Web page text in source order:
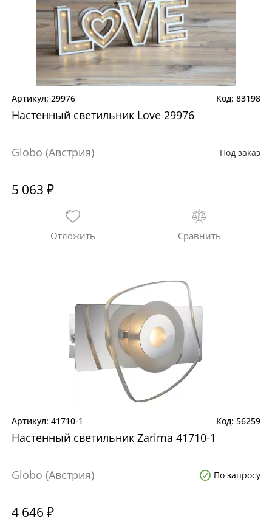
29976 83198
Настенный светильник Love 29976
Globo (Австрия) Под заказ
5 063 ₽
41710-1 56259
Настенный светильник Zarima 41710-1
Globo (Австрия) По запросу
4 646 ₽